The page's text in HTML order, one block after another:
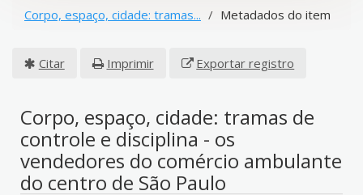
Corpo, espaço, cidade: tramas... Metadados do item
Citar Imprimir Exportar registro
Corpo, espaço, cidade: tramas de
controle e disciplina - os
vendedores do comércio ambulante
do centro de São Paulo